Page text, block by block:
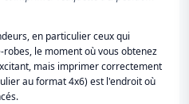
en particulier ceux qui
le moment où vous obtenez
mais imprimer correctement
au format 4x6) est l'endroit où